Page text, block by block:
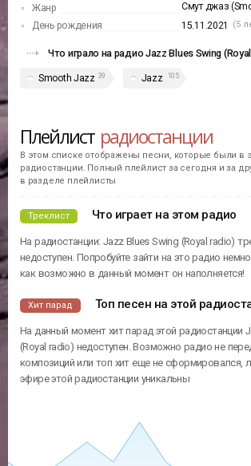
Жанр
Смут джаз
День рождения
15.11.2021 (5
Что играло на радио Jazz Blues Swing
Smooth Jazz 39 Jazz 105
Плейлист радиостанции
В этом списке отображены песни, которые были в
радиостанции. Полный плейлист за сегодня и за
в разделе плейлисты
Треклист Что играет на этом радио
На радиостанции: Jazz Blues Swing (Royal radio)
недоступен. Попробуйте зайти на это радио
как возможно в данный момент он наполняется!
Хит парад Топ песен на этой
На данный момент хит парад этой радиостанции
(Royal radio) недоступен. Возможно радио не
композиций или топ хит еще не сформировался,
эфире этой радиостанции уникальны